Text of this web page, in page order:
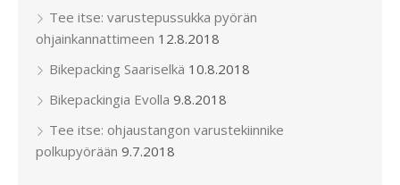
Tee itse: varustepussukka pyörän
ohjainkannattimeen 12.8.2018
Bikepacking Saariselkä 10.8.2018
Bikepackingia Evolla 9.8.2018
Tee itse: ohjaustangon varustekiinnike
polkupyörään 9.7.2018